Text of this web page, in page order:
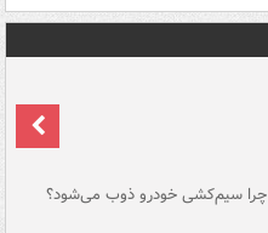
چرا سیم‌کشی خودرو ذوب می‌شود؟